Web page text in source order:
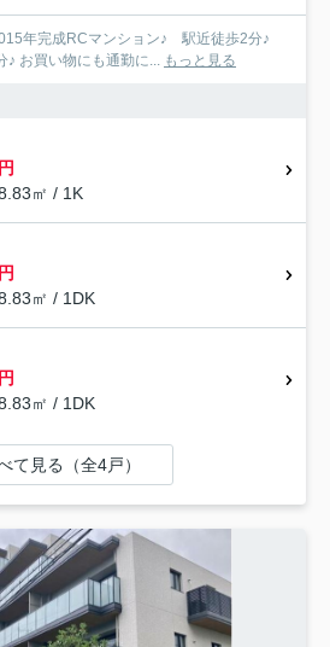
年完成RCマンション♪ 駅近徒歩2分♪
♪ お買い物にも通勤に...
もっと見る
㎡ / 1K
㎡ / 1DK
㎡ / 1DK
て見る（全4戸）